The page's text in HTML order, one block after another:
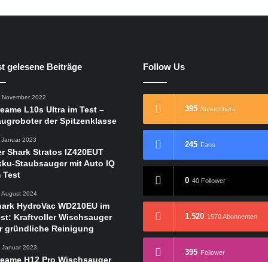
gelesene Beiträge
November 2022
L10s Ultra im Test –
der Spitzenklasse
Januar 2023
Shark Stratos IZ420EUT
Staubsauger mit Auto IQ
Test
August 2024
HydroVac WD210EU im
Kraftvoller Wischsauger
gründliche Reinigung
Januar 2023
H12 Pro Wischsauger
Follow Us
395 Subscribers
245 Fans
0 40 Follower
1.520 1570 Abonnenten
395 Follower